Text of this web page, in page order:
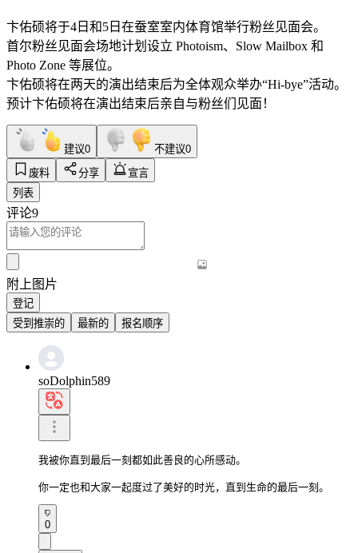
卞佑硕将于4日和5日在蚕室室内体育馆举行粉丝见面会。
首尔粉丝见面会场地计划设立 Photoism、Slow Mailbox 和
Photo Zone 等展位。
卞佑硕将在两天的演出结束后为全体观众举办“Hi-bye”活动。
预计卞佑硕将在演出结束后亲自与粉丝们见面！
建议0 不建议0
废料
分享
宣言
列表
评论9
附上图片
登记
受到推崇的
最新的 报名顺序
soDolphin589
我被你直到最后一刻都如此善良的心所感动。
你一定也和大家一起度过了美好的时光，直到生命的最后一刻。
0